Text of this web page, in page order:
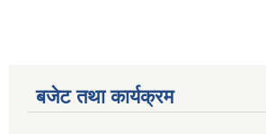
बजेट तथा कार्यक्रम